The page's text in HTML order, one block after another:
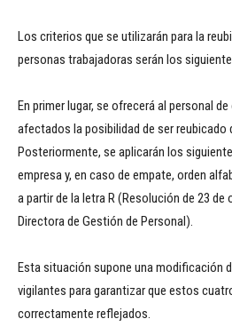
Los criterios que se utilizarán para la
personas trabajadoras serán los
En primer lugar, se ofrecerá al personal
afectados la posibilidad de ser reubicado
Posteriormente, se aplicarán los
empresa y, en caso de empate, orden
a partir de la letra R (Resolución de 23 de
Directora de Gestión de Personal).
Esta situación supone una modificación
vigilantes para garantizar que estos
correctamente reflejados.